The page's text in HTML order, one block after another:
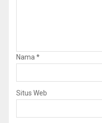
Nama *
Situs Web